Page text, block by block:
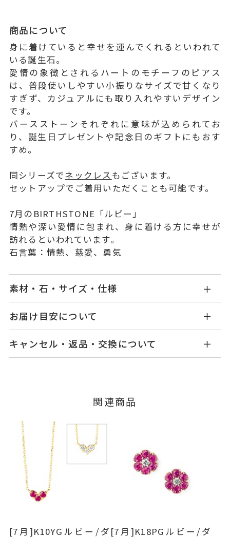
商品について
身に着けていると幸せを運んでくれるといわれて
いる誕生石。
愛情の象徴とされるハートのモチーフのピアス
は、普段使いしやすい小振りなサイズで甘くなり
すぎず、カジュアルにも取り入れやすいデザイン
です。
バースストーンそれぞれに意味が込められてお
り、誕生日プレゼントや記念日のギフトにもおす
すめ。
同シリーズでネックレス もございます。
セットアップでご着用いただくことも可能です。
7月のBIRTHSTONE「ルビー」
情熱や深い愛情に包まれ、身に着ける方に幸せが
訪れるといわれています。
石言葉：情熱、慈愛、勇気
素材・石・サイズ・仕様
品番
MC1402P001RBYG1
素材
K10イエローゴールド
石
ルビー0.20ct
詳細
縦：約4mm 横：約5.7mm 厚さ：
約2.3mm
イヤリング加工：不可
カテゴリー
K10YG、
お届け目安について
せ。
ご注文およびご入金確認後、以下の日程にて発送
■お届け目安が「3営業日以内に発送」の商品
例：金曜日17時までのご注文→翌週火曜日までに
発送いたします。
■お届け目安が「約1ヶ月半以内～」の商品
ご注文いただいてから在庫状況を確認いたしま
・在庫のご用意ができる場合： 約1週間～1ヶ月以
キャンセル・返品・交換について
ージの購入履歴一覧よりご注文状況をご確認いた
ご注文状況が「注文済み」の場合に限り、キャ
ンセルを承ります。
メンバーシップ未登録のお客さまは、お問い合
わせフォームよりご連絡ください。
返品・交換
以下の場合、商品の返品・交換・返金
は承りかねます。
・受注生産の商品
関連商品
[7月]K10YGルビー/ダ [7月]K18PGルビー/ダ